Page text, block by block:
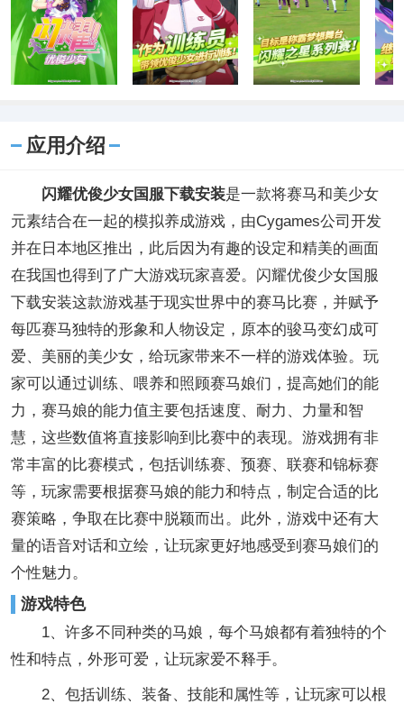
应用介绍
闪耀优俊少女国服下载安装是一款将赛马和美少女
元素结合在一起的模拟养成游戏，由Cygames公司开发
并在日本地区推出，此后因为有趣的设定和精美的画面
在我国也得到了广大游戏玩家喜爱。闪耀优俊少女国服
下载安装这款游戏基于现实世界中的赛马比赛，并赋予
每匹赛马独特的形象和人物设定，原本的骏马变幻成可
爱、美丽的美少女，给玩家带来不一样的游戏体验。玩
家可以通过训练、喂养和照顾赛马娘们，提高她们的能
力，赛马娘的能力值主要包括速度、耐力、力量和智
慧，这些数值将直接影响到比赛中的表现。游戏拥有非
常丰富的比赛模式，包括训练赛、预赛、联赛和锦标赛
等，玩家需要根据赛马娘的能力和特点，制定合适的比
赛策略，争取在比赛中脱颖而出。此外，游戏中还有大
量的语音对话和立绘，让玩家更好地感受到赛马娘们的
个性魅力。
游戏特色
1、许多不同种类的马娘，每个马娘都有着独特的个
性和特点，外形可爱，让玩家爱不释手。
2、包括训练、装备、技能和属性等，让玩家可以根